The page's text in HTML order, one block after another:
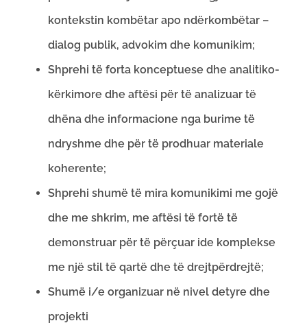
kontekstin kombëtar apo ndërkombëtar –
dialog publik, advokim dhe komunikim;
Shprehi të forta konceptuese dhe analitiko-
kërkimore dhe aftësi për të analizuar të
dhëna dhe informacione nga burime të
ndryshme dhe për të prodhuar materiale
koherente;
Shprehi shumë të mira komunikimi me gojë
dhe me shkrim, me aftësi të fortë të
demonstruar për të përçuar ide komplekse
me një stil të qartë dhe të drejtpërdrejtë;
Shumë i/e organizuar në nivel detyre dhe
projekti